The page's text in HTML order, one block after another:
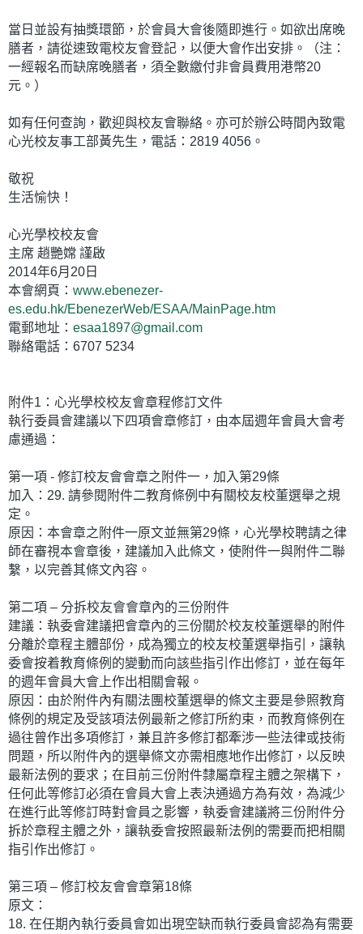
當日並設有抽獎環節，於會員大會後隨即進行。如欲出席晚
膳者，請從速致電校友會登記，以便大會作出安排。（注：
一經報名而缺席晚膳者，須全數繳付非會員費用港幣20
元。）
如有任何查詢，歡迎與校友會聯絡。亦可於辦公時間內致電
心光校友事工部黃先生，電話：2819 4056。
敬祝
生活愉快！
心光學校校友會
主席 趙艷嫦 謹啟
2014年6月20日
本會網頁： www.ebenezer-
es.edu.hk/EbenezerWeb/ESAA/MainPage.htm
電郵地址： esaa1897@gmail.com
聯絡電話：6707 5234
附件1：心光學校校友會章程修訂文件
執行委員會建議以下四項會章修訂，由本屆週年會員大會考
慮通過：
第一項 - 修訂校友會會章之附件一，加入第29條
加入：29. 請參閱附件二教育條例中有關校友校董選舉之規
定。
原因：本會章之附件一原文並無第29條，心光學校聘請之律
師在審視本會章後，建議加入此條文，使附件一與附件二聯
繫，以完善其條文內容。
第二項 – 分拆校友會會章內的三份附件
建議：執委會建議把會章內的三份關於校友校董選舉的附件
分離於章程主體部份，成為獨立的校友校董選舉指引，讓執
委會按着教育條例的變動而向該些指引作出修訂，並在每年
的週年會員大會上作出相關會報。
原因：由於附件內有關法團校董選舉的條文主要是參照教育
條例的規定及受該項法例最新之修訂所約束，而教育條例在
過往曾作出多項修訂，兼且許多修訂都牽涉一些法律或技術
問題，所以附件內的選舉條文亦需相應地作出修訂，以反映
最新法例的要求；在目前三份附件隸屬章程主體之架構下，
任何此等修訂必須在會員大會上表決通過方為有效，為減少
在進行此等修訂時對會員之影響，執委會建議將三份附件分
拆於章程主體之外，讓執委會按照最新法例的需要而把相關
指引作出修訂。
第三項 – 修訂校友會會章第18條
原文：
18. 在任期內執行委員會如出現空缺而執行委員會認為有需要